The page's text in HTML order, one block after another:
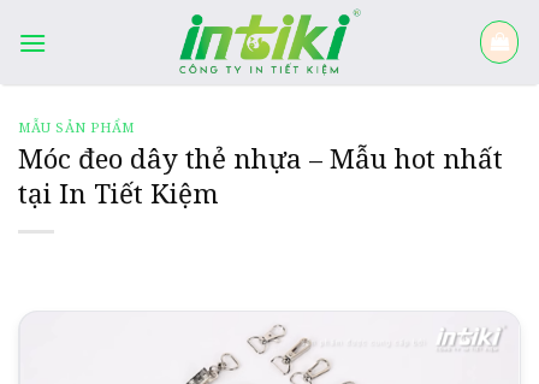
MẪU SẢN PHẨM
Móc đeo dây thẻ nhựa – Mẫu hot nhất
tại In Tiết Kiệm